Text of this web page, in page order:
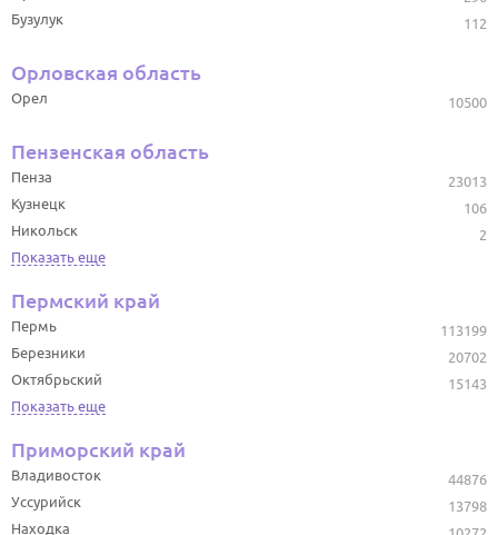
112
Бузулук
Орловская область
10500
Орел
Пензенская область
23013
Пенза
106
Кузнецк
2
Никольск
Показать еще
Пермский край
113199
Пермь
20702
Березники
15143
Октябрьский
Показать еще
Приморский край
44876
Владивосток
13798
Уссурийск
Находка